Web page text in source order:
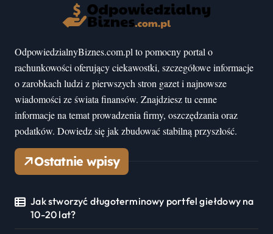
OdpowiedzialnyBiznes.com.pl to pomocny portal o
rachunkowości oferujący ciekawostki, szczegółowe informacje
o zarobkach ludzi z pierwszych stron gazet i najnowsze
wiadomości ze świata finansów. Znajdziesz tu cenne
informacje na temat prowadzenia firmy, oszczędzania oraz
podatków. Dowiedz się jak zbudować stabilną przyszłość.
Ostatnie wpisy
Jak stworzyć długoterminowy portfel giełdowy na
10-20 lat?